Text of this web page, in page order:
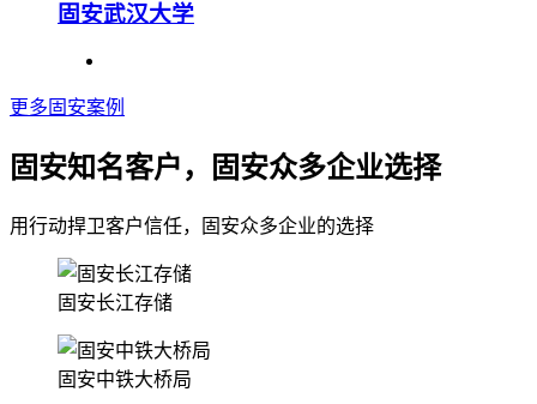
固安武汉大学
更多固安案例
固安知名客户，固安众多企业选择
用行动捍卫客户信任，固安众多企业的选择
固安长江存储
固安中铁大桥局